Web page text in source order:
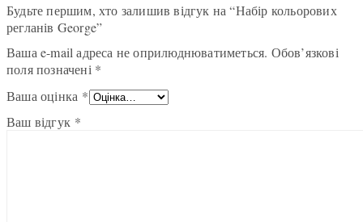
Будьте першим, хто залишив відгук на “Набір кольорових
регланів George”
Ваша e-mail адреса не оприлюднюватиметься. Обов’язкові
поля позначені *
Ваша оцінка *
Ваш відгук *